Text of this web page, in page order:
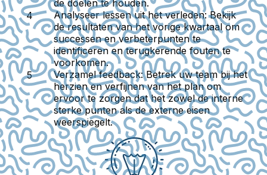
de doelen te houden.
Analyseer lessen uit het verleden:Bekijk
de resultaten van het vorige kwartaal om
successen en verbeterpunten te
identificeren en terugkerende fouten te
voorkomen.
Verzamel feedback:Betrek uw team bij het
herzien en verfijnen van het plan om
ervoor te zorgen dat het zowel de interne
sterke punten als de externe eisen
weerspiegelt.